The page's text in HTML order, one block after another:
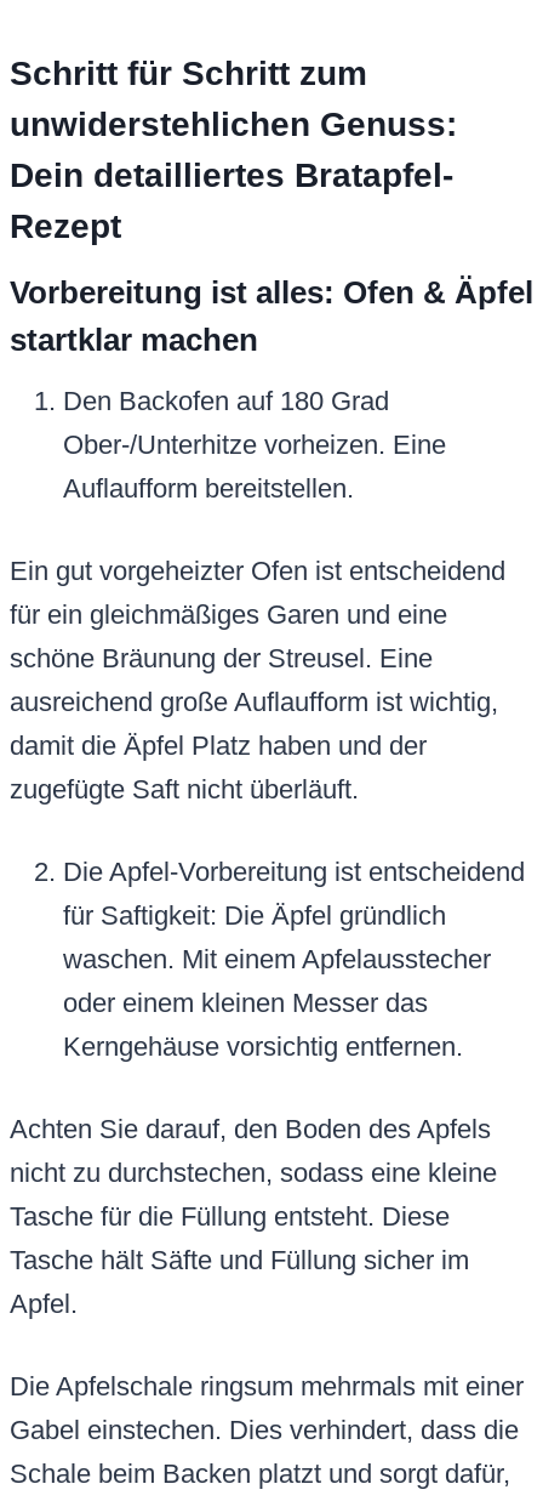
Schritt für Schritt zum
unwiderstehlichen Genuss:
Dein detailliertes Bratapfel-
Rezept
Vorbereitung ist alles: Ofen & Äpfel
startklar machen
Den Backofen auf 180 Grad
Ober-/Unterhitze vorheizen. Eine
Auflaufform bereitstellen.
Ein gut vorgeheizter Ofen ist entscheidend
für ein gleichmäßiges Garen und eine
schöne Bräunung der Streusel. Eine
ausreichend große Auflaufform ist wichtig,
damit die Äpfel Platz haben und der
zugefügte Saft nicht überläuft.
Die Apfel-Vorbereitung ist entscheidend
für Saftigkeit: Die Äpfel gründlich
waschen. Mit einem Apfelausstecher
oder einem kleinen Messer das
Kerngehäuse vorsichtig entfernen.
Achten Sie darauf, den Boden des Apfels
nicht zu durchstechen, sodass eine kleine
Tasche für die Füllung entsteht. Diese
Tasche hält Säfte und Füllung sicher im
Apfel.
Die Apfelschale ringsum mehrmals mit einer
Gabel einstechen. Dies verhindert, dass die
Schale beim Backen platzt und sorgt dafür,